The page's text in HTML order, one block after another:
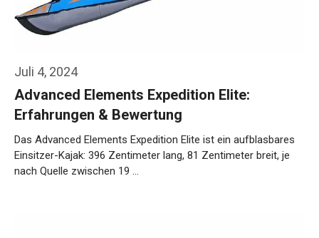
Juli 4, 2024
Advanced Elements Expedition Elite:
Erfahrungen & Bewertung
Das Advanced Elements Expedition Elite ist ein aufblasbares
Einsitzer-Kajak: 396 Zentimeter lang, 81 Zentimeter breit, je
nach Quelle zwischen 19 …